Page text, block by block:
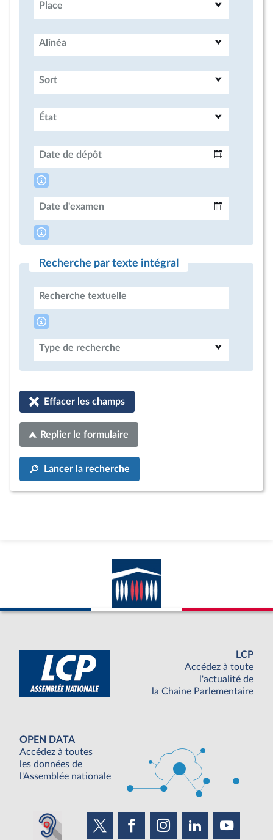
Place
Alinéa
Sort
État
Date de dépôt
Date d'examen
Recherche par texte intégral
Recherche textuelle
Type de recherche
Effacer les champs
Replier le formulaire
Lancer la recherche
LCP
Accédez à toute
l'actualité de
la Chaine Parlementaire
OPEN DATA
Accédez à toutes
les données de
l'Assemblée nationale